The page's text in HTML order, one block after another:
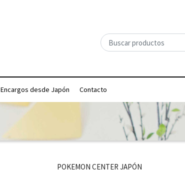
Encargos desde Japón Contacto
POKEMON CENTER JAPÓN